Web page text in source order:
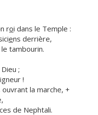
roi dans le Temple :
ens derrière,
tambourin.
;
!
ouvrant la marche, +
de Nephtali.